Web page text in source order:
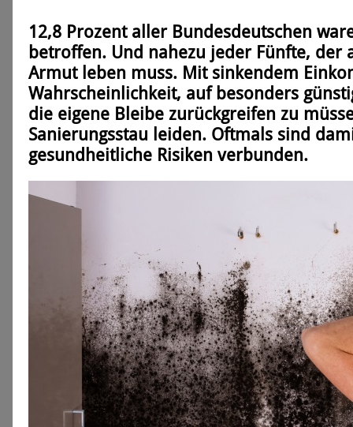
12,8 Prozent aller Bundes­deutschen
betroffen. Und nahezu jeder Fünfte, der
Armut leben muss. Mit sinkendem
Wahrscheinlichkeit, auf besonders
die eigene Bleibe zurückg­reifen zu
Sanierungs­stau leiden. Oftmals sind
gesundheitliche Risiken verbunden.